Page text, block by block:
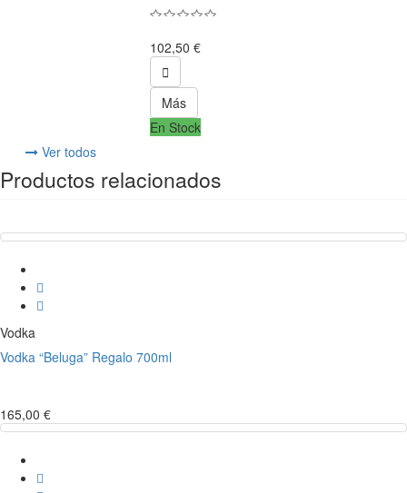
102,50 €

Más
En Stock
Ver todos
Productos relacionados
Vodka
Vodka “Beluga” Regalo 700ml
165,00 €